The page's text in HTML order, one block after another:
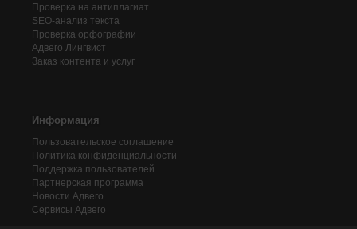
Проверка на антиплагиат
SEO-анализ текста
Проверка орфографии
Адвего Лингвист
Заказ контента и услуг
Информация
Пользовательское соглашение
Политика конфиденциальности
Поддержка пользователей
Партнерская программа
Новости Адвего
Сервисы Адвего